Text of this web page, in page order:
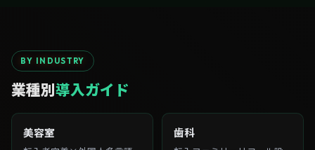
BY INDUSTRY
業種別導入ガイド
美容室 歯科